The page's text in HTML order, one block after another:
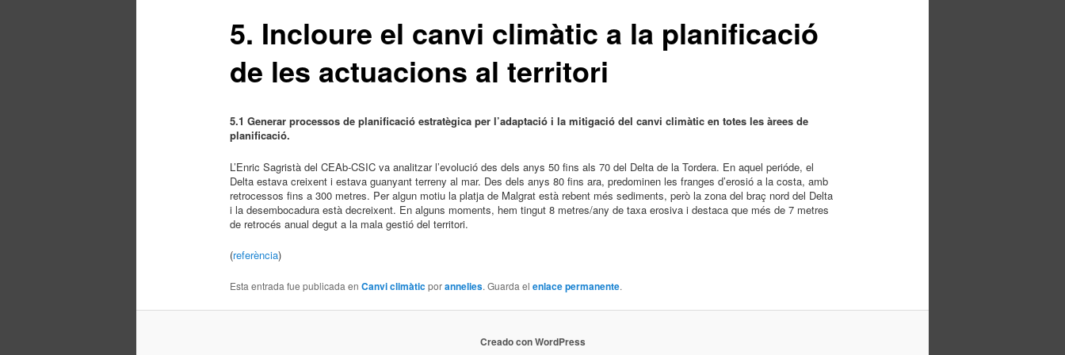
5. Incloure el canvi climàtic a la planificació
de les actuacions al territori
5.1 Generar processos de planificació estratègica per l’adaptació i la mitigació del canvi climàtic en totes les àrees de
planificació.
L’Enric Sagristà del CEAb-CSIC va analitzar l’evolució des dels anys 50 fins als 70 del Delta de la Tordera. En aquel perióde, el
Delta estava creixent i estava guanyant terreny al mar. Des dels anys 80 fins ara, predominen les franges d’erosió a la costa, amb
retrocessos fins a 300 metres. Per algun motiu la platja de Malgrat està rebent més sediments, però la zona del braç nord del Delta
i la desembocadura està decreixent. En alguns moments, hem tingut 8 metres/any de taxa erosiva i destaca que més de 7 metres
de retrocés anual degut a la mala gestió del territori.
(referència)
Esta entrada fue publicada enCanvi climàticporannelies. Guarda elenlace permanente.
Creado con WordPress